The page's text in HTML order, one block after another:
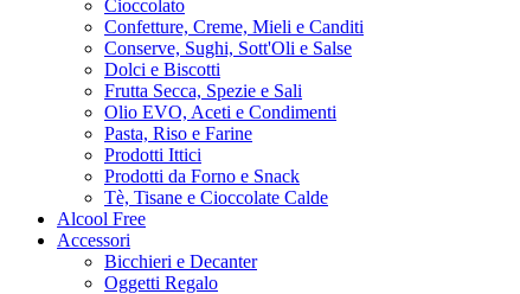
Cioccolato
Confetture, Creme, Mieli e Canditi
Conserve, Sughi, Sott'Oli e Salse
Dolci e Biscotti
Frutta Secca, Spezie e Sali
Olio EVO, Aceti e Condimenti
Pasta, Riso e Farine
Prodotti Ittici
Prodotti da Forno e Snack
Tè, Tisane e Cioccolate Calde
Alcool Free
Accessori
Bicchieri e Decanter
Oggetti Regalo